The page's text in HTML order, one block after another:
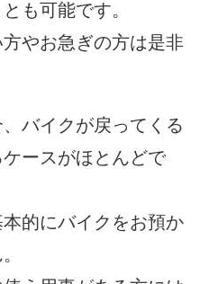
も可能です。
やお急ぎの方は是非
バイクが戻ってくる
ースがほとんどで
的にバイクをお預か